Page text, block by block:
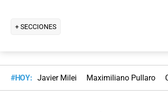
+ SECCIONES
#HOY: Javier Milei Maximiliano Pullaro